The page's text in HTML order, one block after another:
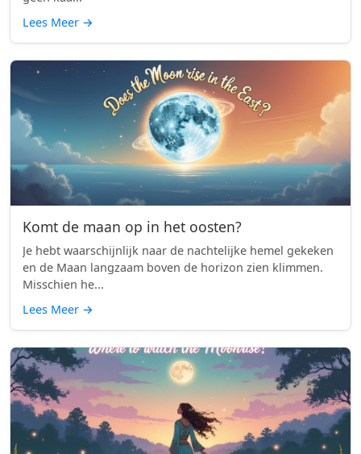
Lees Meer →
Komt de maan op in het oosten?
Je hebt waarschijnlijk naar de nachtelijke hemel gekeken
en de Maan langzaam boven de horizon zien klimmen.
Misschien he...
Lees Meer →